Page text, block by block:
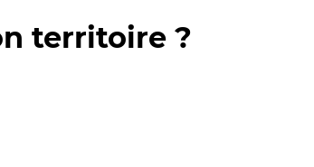
territoire ?